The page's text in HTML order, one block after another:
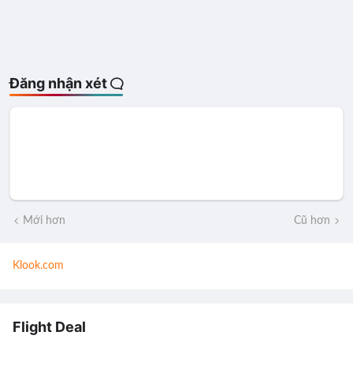
Đăng nhận xét
Mới hơn Cũ hơn
Klook.com
Flight Deal